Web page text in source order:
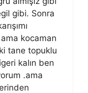
gibi. Sonra
kocaman
tane topuklu
kalın ben
.ama